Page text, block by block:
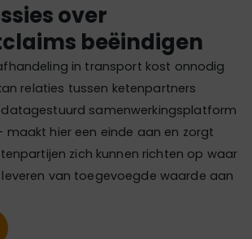
over
beëindigen
in transport kost onnodig
relaties tussen ketenpartners
datagestuurd samenwerkingsplatform
maakt hier een einde aan en zorgt
zich kunnen richten op waar
van toegevoegde waarde aan